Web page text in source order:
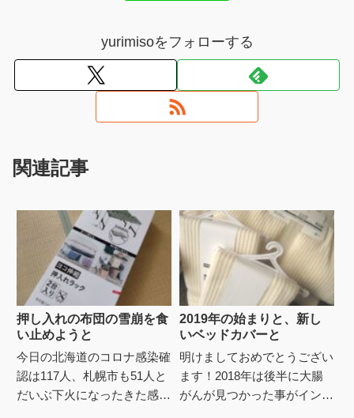
yurimisoをフォローする
関連記事
押し入れの布団の雪崩を食
い止めようと
今日の北海道のコロナ感染確
認は117人、札幌市も51人と
だいぶ下火になったきた感。
2019年の始まりと、新し
いベッドカバーと
明けましておめでとうござい
ます！2018年は後半に大腸
がんが見つかった事がインパ